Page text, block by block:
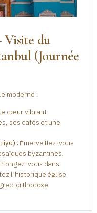
Visite du
(Journée
moderne :
cœur vibrant
ses cafés et une
: Émerveillez-vous
byzantines.
Plongez-vous dans
l’historique église
orthodoxe.